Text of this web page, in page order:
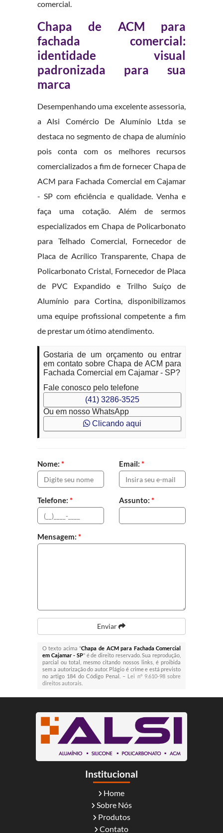
comercial.
Chapa de ACM para
fachada comercial:
identidade visual
padronizada para sua
marca
Desempenhando uma excelente assessoria,
a Alsi Comércio De Alumínio Ltda se
destaca no segmento de chapa de alumínio
pois conta com os melhores recursos
comercializados a fim de fornecer Chapa de
ACM para Fachada Comercial em Cajamar
- SP com eficiência e qualidade. Venha e
faça uma cotação. Além de sermos
especializados em Chapa de Policarbonato
para Telhado Comercial, Fornecedor de
Placa de Acrílico Transparente, Chapa de
Policarbonato Cristal, Fornecedor de Placa
de PVC Expandido e Trilho Suíço de
Alumínio para Cortina, disponibilizamos
uma equipe profissional competente a fim
de prestar um ótimo atendimento.
Gostaria de um orçamento ou entrar
em contato sobre Chapa de ACM para
Fachada Comercial em Cajamar - SP?
Fale conosco pelo telefone
(41) 3286-3525
Ou em nosso WhatsApp
Clicando aqui
Nome: * Email: *
Telefone: * Assunto: *
Mensagem: *
Enviar
O texto acima "Chapa de ACM para Fachada Comercial
em Cajamar - SP" é de direito reservado. Sua reprodução,
parcial ou total, mesmo citando nossos links, é proibida
sem a autorização do autor. Plágio é crime e está previsto
no artigo 184 do Código Penal. – Lei n° 9.610-98 sobre
direitos autorais.
Institucional
Home
Sobre Nós
Produtos
Contato